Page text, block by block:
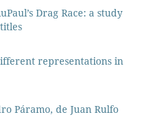
Drag Race: a study
representations in
Páramo, de Juan Rulfo